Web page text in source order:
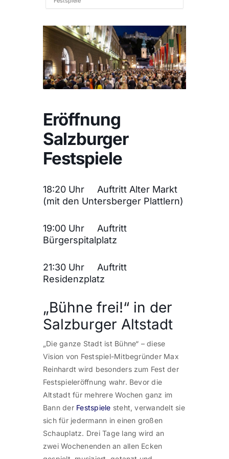
Eröffnung
Salzburger
Festspiele
18:20 Uhr Auftritt Alter Markt
(mit den Untersberger Plattlern)
19:00 Uhr Auftritt
Bürgerspitalplatz
21:30 Uhr Auftritt
Residenzplatz
„Bühne frei!“ in der
Salzburger Altstadt
„Die ganze Stadt ist Bühne“ – diese
Vision von Festspiel-Mitbegründer Max
Reinhardt wird besonders zum Fest der
Festspieleröffnung wahr. Bevor die
Altstadt für mehrere Wochen ganz im
Bann der Festspiele steht, verwandelt sie
sich für jedermann in einen großen
Schauplatz. Drei Tage lang wird an
zweiWochenendenan allen Ecken